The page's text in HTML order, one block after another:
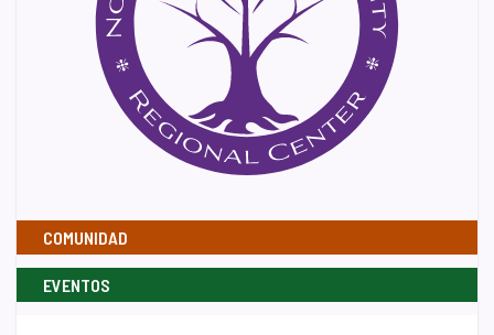
COMUNIDAD
EVENTOS